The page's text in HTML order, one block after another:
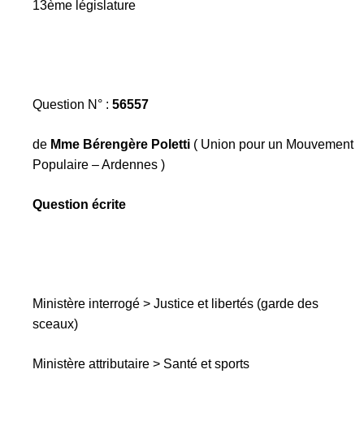
13ème législature
Question N° : 56557
de Mme Bérengère Poletti ( Union pour un Mouvement
Populaire – Ardennes )
Question écrite
Ministère interrogé > Justice et libertés (garde des
sceaux)
Ministère attributaire > Santé et sports